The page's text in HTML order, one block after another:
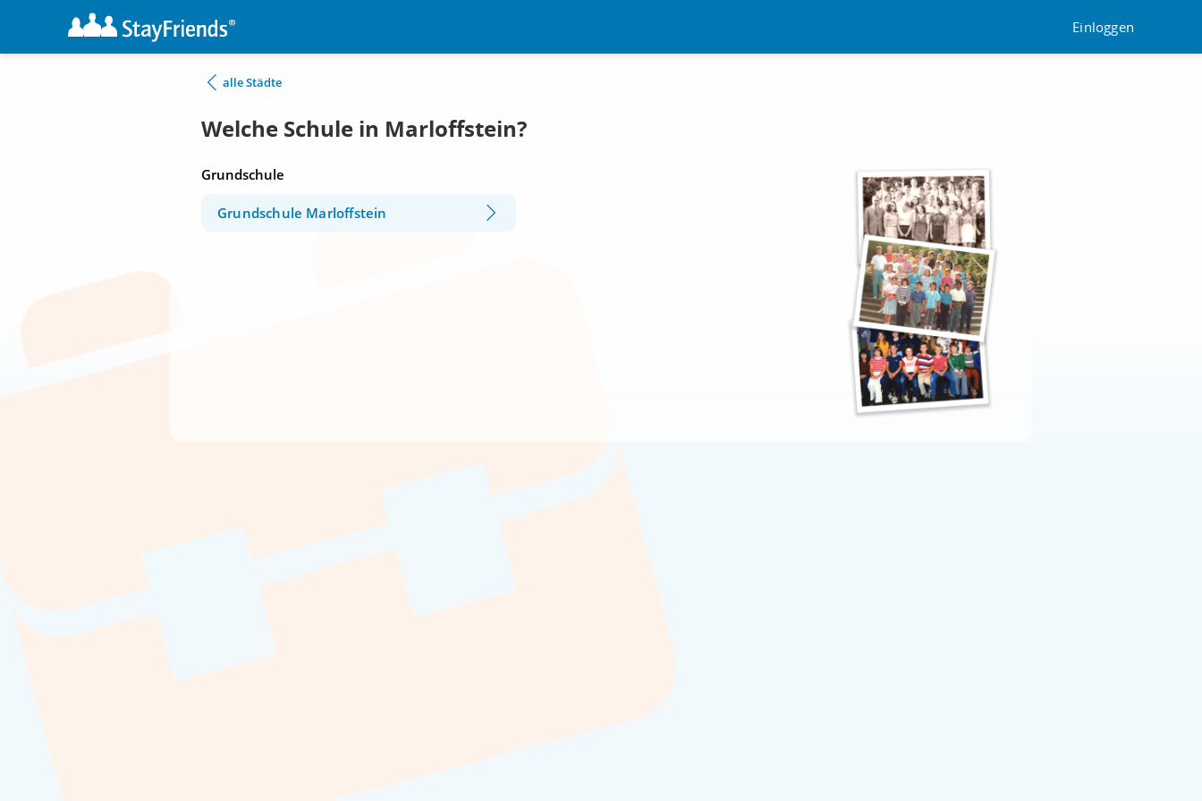
Einloggen
alle Städte
Welche Schule in Marloffstein?
Grundschule
Grundschule Marloffstein